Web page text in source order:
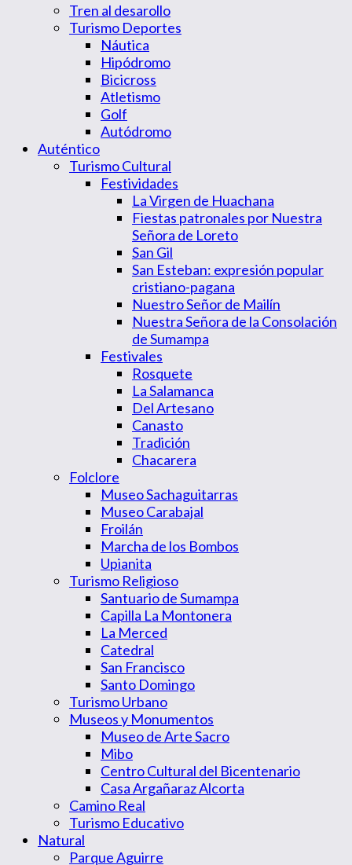
Tren al desarollo
Turismo Deportes
Náutica
Hipódromo
Bicicross
Atletismo
Golf
Autódromo
Auténtico
Turismo Cultural
Festividades
La Virgen de Huachana
Fiestas patronales por Nuestra
Señora de Loreto
San Gil
San Esteban: expresión popular
cristiano-pagana
Nuestro Señor de Mailín
Nuestra Señora de la Consolación
de Sumampa
Festivales
Rosquete
La Salamanca
Del Artesano
Canasto
Tradición
Chacarera
Folclore
Museo Sachaguitarras
Museo Carabajal
Froilán
Marcha de los Bombos
Upianita
Turismo Religioso
Santuario de Sumampa
Capilla La Montonera
La Merced
Catedral
San Francisco
Santo Domingo
Turismo Urbano
Museos y Monumentos
Museo de Arte Sacro
Mibo
Centro Cultural del Bicentenario
Casa Argañaraz Alcorta
Camino Real
Turismo Educativo
Natural
Parque Aguirre